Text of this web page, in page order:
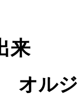
来
オル